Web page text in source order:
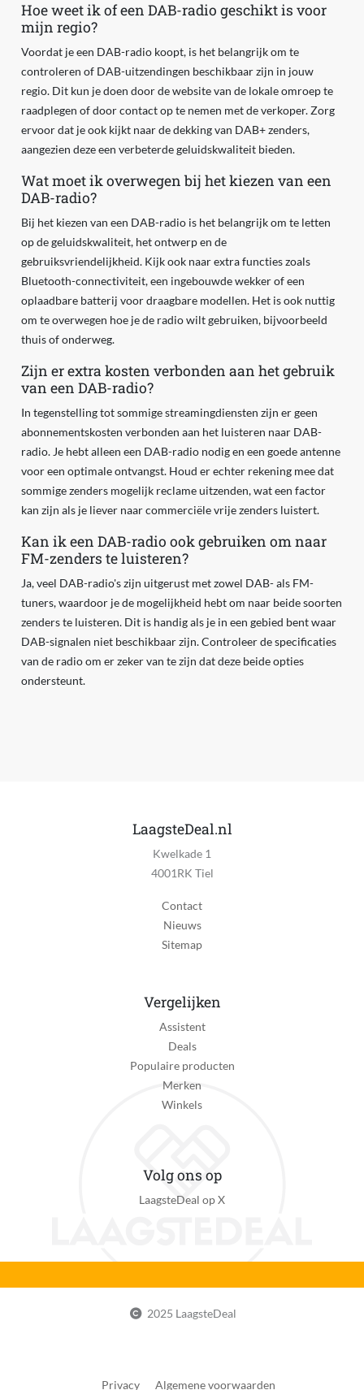
Hoe weet ik of een DAB-radio geschikt is voor
mijn regio?
Voordat je een DAB-radio koopt, is het belangrijk om te
controleren of DAB-uitzendingen beschikbaar zijn in jouw
regio. Dit kun je doen door de website van de lokale omroep te
raadplegen of door contact op te nemen met de verkoper. Zorg
ervoor dat je ook kijkt naar de dekking van DAB+ zenders,
aangezien deze een verbeterde geluidskwaliteit bieden.
Wat moet ik overwegen bij het kiezen van een
DAB-radio?
Bij het kiezen van een DAB-radio is het belangrijk om te letten
op de geluidskwaliteit, het ontwerp en de
gebruiksvriendelijkheid. Kijk ook naar extra functies zoals
Bluetooth-connectiviteit, een ingebouwde wekker of een
oplaadbare batterij voor draagbare modellen. Het is ook nuttig
om te overwegen hoe je de radio wilt gebruiken, bijvoorbeeld
thuis of onderweg.
Zijn er extra kosten verbonden aan het gebruik
van een DAB-radio?
In tegenstelling tot sommige streamingdiensten zijn er geen
abonnementskosten verbonden aan het luisteren naar DAB-
radio. Je hebt alleen een DAB-radio nodig en een goede antenne
voor een optimale ontvangst. Houd er echter rekening mee dat
sommige zenders mogelijk reclame uitzenden, wat een factor
kan zijn als je liever naar commerciële vrije zenders luistert.
Kan ik een DAB-radio ook gebruiken om naar
FM-zenders te luisteren?
Ja, veel DAB-radio's zijn uitgerust met zowel DAB- als FM-
tuners, waardoor je de mogelijkheid hebt om naar beide soorten
zenders te luisteren. Dit is handig als je in een gebied bent waar
DAB-signalen niet beschikbaar zijn. Controleer de specificaties
van de radio om er zeker van te zijn dat deze beide opties
ondersteunt.
LaagsteDeal.nl
Kwelkade 1
4001RK Tiel
Contact
Nieuws
Sitemap
Vergelijken
Assistent
Deals
Populaire producten
Merken
Winkels
Volg ons op
LaagsteDeal op X
2025 LaagsteDeal
Privacy Algemene voorwaarden